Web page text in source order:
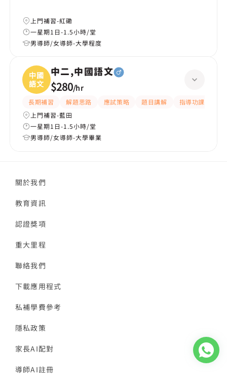
上門補習-紅磡
一星期1日-1.5小時/堂
男導師/女導師-大學程度
中國
語文
中二,中國語文
$280/hr
長期補習 解題思路 應試策略 題目講解 指導功課
上門補習-藍田
一星期1日-1.5小時/堂
男導師/女導師-大學畢業
關於我們
教育資訊
認證獎項
重大里程
聯絡我們
下載應用程式
私補學費參考
隱私政策
家長AI配對
導師AI註冊